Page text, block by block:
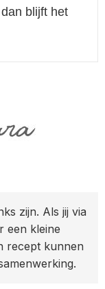
blijft het
zijn. Als jij via
een kleine
recept kunnen